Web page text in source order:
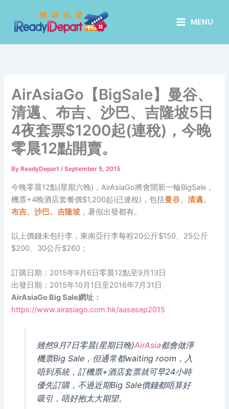
content
MENU
AirAsiaGo【BigSale】曼谷、
清邁、布吉、沙巴、吉隆坡5日
4夜套票$1200起(連稅)，今晚
零晨12點開賣。
By ReadyDepart/September 5, 2015
今晚零晨12點(星期六晚)，AirAsiaGo將會開新一輪BigSale，
機票+4晚酒店套餐價$1,200起(已連稅)，包括曼谷、清邁、
布吉、沙巴、吉隆坡 ，暑假出發都有。
以上價錢未包行李，東南亞行李每程20公斤$150、25公斤
$200、30公斤$260；
訂購日期：2015年9月6日零晨12點至9月13日
出發日期：2015年10月1日至2016年7月31日
AirAsiaGo Big Sale網址：
https://www.airasiago.com.hk/aasesep2015
雖然9月7日零晨(星期日晚)AirAsia都會做淨
機票Big Sale，但通常都waiting room，入
唔到系統，訂機票+酒店套票就可早24小時
優先訂購，不過近期Big Sale價錢都唔算好
吸引，唔好抱太大期望。